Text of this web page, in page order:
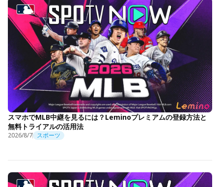
スマホでMLB中継を見るには？Leminoプレミアムの登録方法と
無料トライアルの活用法
2026/8/7 スポーツ